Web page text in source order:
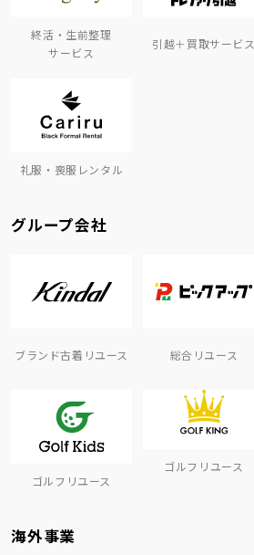
終活・生前整理
サービス
引越＋買取サービス
礼服・喪服レンタル
グループ会社
ブランド古着リユース 総合リユース
ゴルフリユース
ゴルフリユース
海外事業